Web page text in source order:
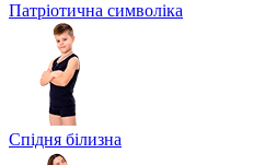
Патріотична символіка
Спідня білизна